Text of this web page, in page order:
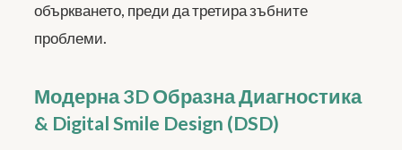
объркването, преди да третира зъбните
проблеми.
Модерна 3D Образна Диагностика
& Digital Smile Design (DSD)